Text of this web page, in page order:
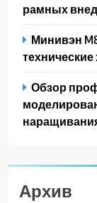
рамных
Минивэн
технические
Обзор
Архив